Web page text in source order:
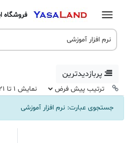
فروشگاه
پربازدیدترین
نمایش 1 تا 21 از 21 مورد
جستجوی عبارت: نرم افزار آموزشی